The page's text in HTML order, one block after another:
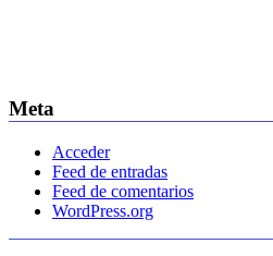
Meta
Acceder
Feed de entradas
Feed de comentarios
WordPress.org